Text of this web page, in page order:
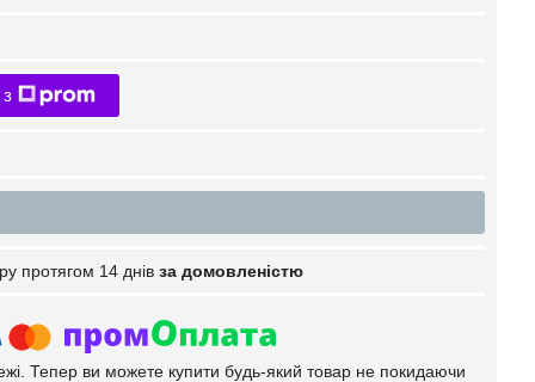
протягом 14 днів за домовленістю
Тепер ви можете купити будь-який товар не покидаючи